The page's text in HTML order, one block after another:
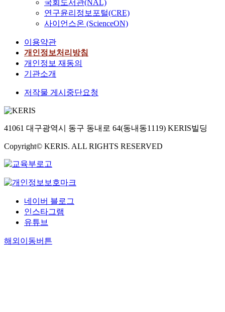
국회도서관(NAL)
연구윤리정보포털(CRE)
사이언스온 (ScienceON)
이용약관
개인정보처리방침
개인정보 재동의
기관소개
저작물 게시중단요청
41061 대구광역시 동구 동내로 64(동내동1119) KERIS빌딩
Copyright© KERIS. ALL RIGHTS RESERVED
네이버 블로그
인스타그램
유튜브
해외이동버튼